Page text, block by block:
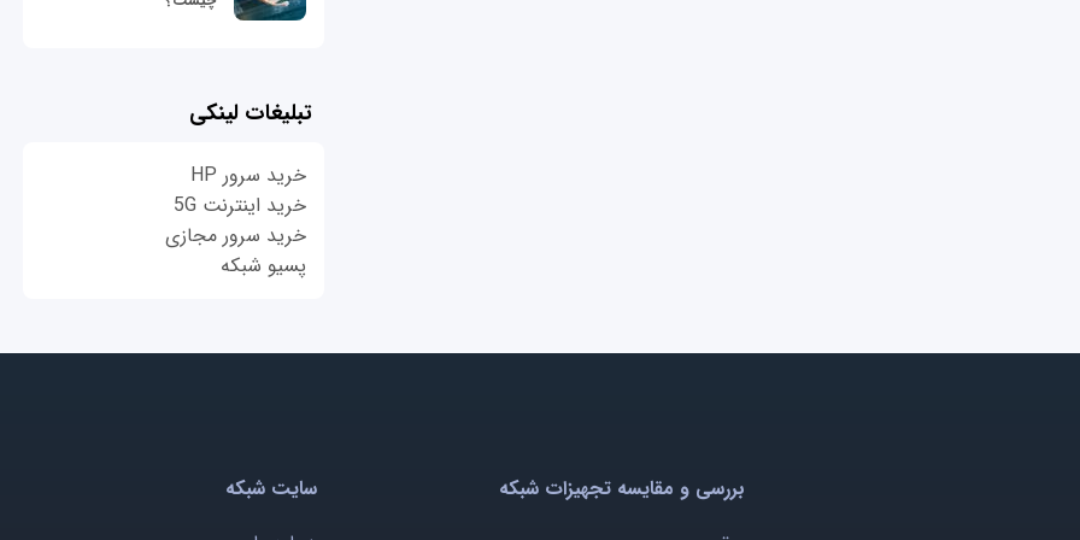
تبلیغات لینکی
خرید سرور HP
خرید اینترنت 5G
خرید سرور مجازی
پسیو شبکه
بررسی و مقایسه تجهیزات شبکه
سایت شبکه